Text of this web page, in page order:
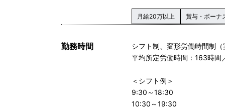
月給20万以上 賞与・ボーナ
勤務時間
シフト制、変形労働時間制
平均所定労働時間：163時間
＜シフト例＞
9:30～18:30
10:30～19:30